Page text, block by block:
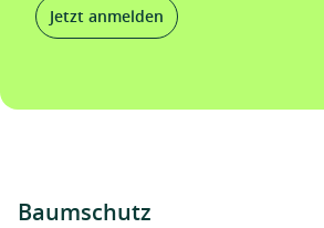
Jetzt anmelden
Baumschutz